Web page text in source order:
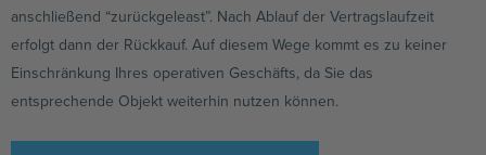
anschließend “zurückgeleast”. Nach Ablauf der Vertragslaufzeit
erfolgt dann der Rückkauf. Auf diesem Wege kommt es zu keiner
Einschränkung Ihres operativen Geschäfts, da Sie das
entsprechende Objekt weiterhin nutzen können.